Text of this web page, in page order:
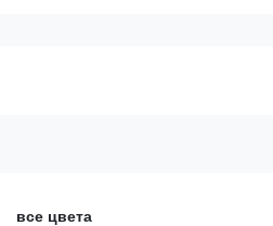
все цвета